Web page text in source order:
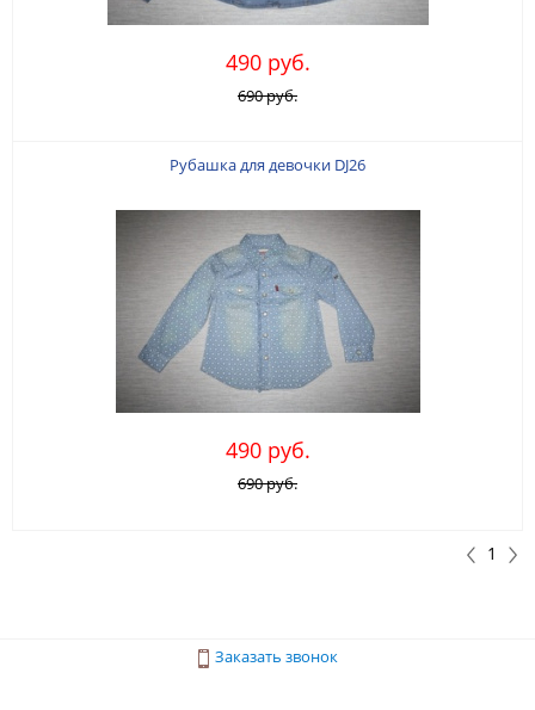
490 руб.
690 руб.
Рубашка для девочки DJ26
490 руб.
690 руб.
1
Заказать звонок